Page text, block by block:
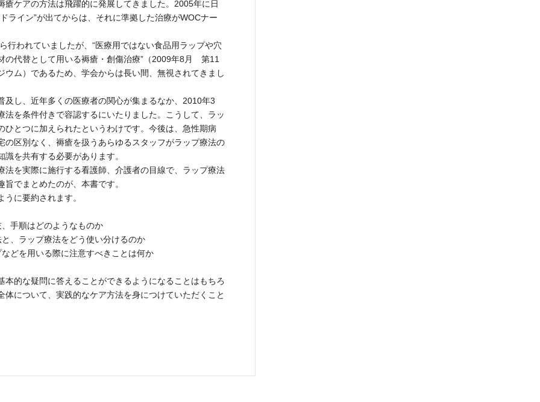
ケアの方法は飛躍的に発展してきました。2005年に日
ライン”が出てからは、それに準拠した治療がWOCナー
われていましたが、“医療用ではない食品用ラップや穴
の代替として用いる褥瘡・創傷治療”（2009年8月 第11
ウム）であるため、学会からは長い間、無視されてきまし
し、近年多くの医療者の関心が集まるなか、2010年3
法を条件付きで容認するにいたりました。こうして、ラッ
ひとつに加えられたというわけです。今後は、急性期病
の区別なく、褥瘡を扱うあらゆるスタッフがラップ療法の
を共有する必要があります。
を実際に施行する看護師、介護者の目線で、ラップ療法
でまとめたのが、本書です。
に要約されます。
順はどのようなものか
ラップ療法をどう使い分けるのか
を用いる際に注意すべきことは何か
的な疑問に答えることができるようになることはもちろ
体について、実践的なケア方法を身につけていただくこと